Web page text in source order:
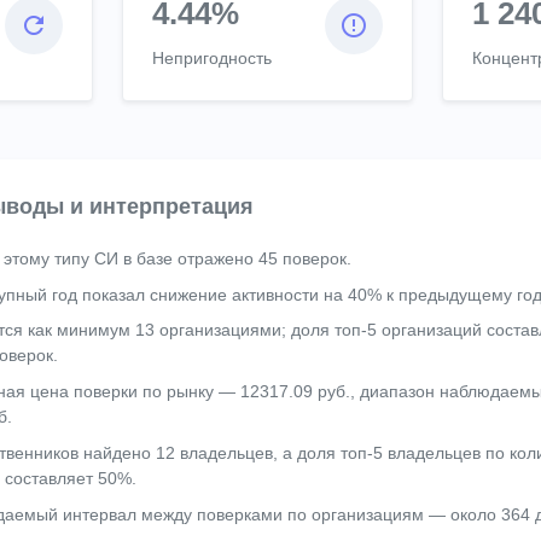
4.44%
Непригодность
1
и интерпретация
типу СИ в базе отражено 45 поверок.
год показал снижение активности на 40% к предыдущему
как минимум 13 организациями; доля топ-5 организаций
цена поверки по рынку — 12317.09 руб., диапазон
найдено 12 владельцев, а доля топ-5 владельцев по
50%.
интервал между поверками по организациям — около 364